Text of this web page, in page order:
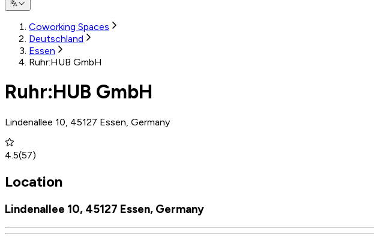
Coworking Spaces
Deutschland
Essen
Ruhr:HUB GmbH
Ruhr:HUB GmbH
Lindenallee 10, 45127 Essen, Germany
4.5(57)
Location
Lindenallee 10, 45127 Essen, Germany